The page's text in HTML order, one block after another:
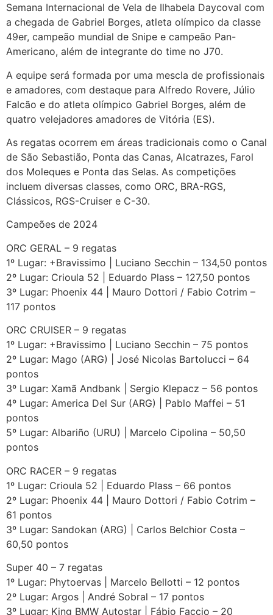
Semana Internacional de Vela de Ilhabela Daycoval com
a chegada de Gabriel Borges, atleta olímpico da classe
49er, campeão mundial de Snipe e campeão Pan-
Americano, além de integrante do time no J70.
A equipe será formada por uma mescla de profissionais
e amadores, com destaque para Alfredo Rovere, Júlio
Falcão e do atleta olímpico Gabriel Borges, além de
quatro velejadores amadores de Vitória (ES).
As regatas ocorrem em áreas tradicionais como o Canal
de São Sebastião, Ponta das Canas, Alcatrazes, Farol
dos Moleques e Ponta das Selas. As competições
incluem diversas classes, como ORC, BRA-RGS,
Clássicos, RGS-Cruiser e C-30.
Campeões de 2024
ORC GERAL – 9 regatas
1º Lugar: +Bravissimo | Luciano Secchin – 134,50 pontos
2º Lugar: Crioula 52 | Eduardo Plass – 127,50 pontos
3º Lugar: Phoenix 44 | Mauro Dottori / Fabio Cotrim –
117 pontos
ORC CRUISER – 9 regatas
1º Lugar: +Bravissimo | Luciano Secchin – 75 pontos
2º Lugar: Mago (ARG) | José Nicolas Bartolucci – 64
pontos
3º Lugar: Xamã Andbank | Sergio Klepacz – 56 pontos
4º Lugar: America Del Sur (ARG) | Pablo Maffei – 51
pontos
5º Lugar: Albariño (URU) | Marcelo Cipolina – 50,50
pontos
ORC RACER – 9 regatas
1º Lugar: Crioula 52 | Eduardo Plass – 66 pontos
2º Lugar: Phoenix 44 | Mauro Dottori / Fabio Cotrim –
61 pontos
3º Lugar: Sandokan (ARG) | Carlos Belchior Costa –
60,50 pontos
Super 40 – 7 regatas
1º Lugar: Phytoervas | Marcelo Bellotti – 12 pontos
2º Lugar: Argos | André Sobral – 17 pontos
3º Lugar: King BMW Autostar | Fábio Faccio – 20